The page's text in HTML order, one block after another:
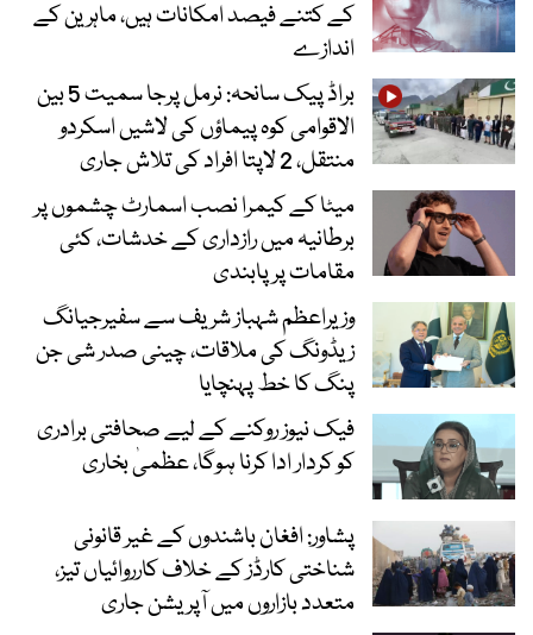
کے کتنے فیصد امکانات ہیں، ماہرین کے
اندازے
براڈ پیک سانحہ: نرمل پرجا سمیت 5 بین
الاقوامی کوہ پیماؤں کی لاشیں اسکردو
منتقل، 2 لاپتا افراد کی تلاش جاری
میٹا کے کیمرا نصب اسمارٹ چشموں پر
برطانیہ میں رازداری کے خدشات، کئی
مقامات پر پابندی
وزیراعظم شہباز شریف سے سفیرجیانگ
زیڈونگ کی ملاقات، چینی صدر شی جن
پنگ کا خط پہنچایا
فیک نیوز روکنے کے لیے صحافتی برادری
کو کردار ادا کرنا ہوگا، عظمیٰ بخاری
پشاور: افغان باشندوں کے غیر قانونی
شناختی کارڈز کے خلاف کارروائیاں تیز،
متعدد بازاروں میں آپریشن جاری